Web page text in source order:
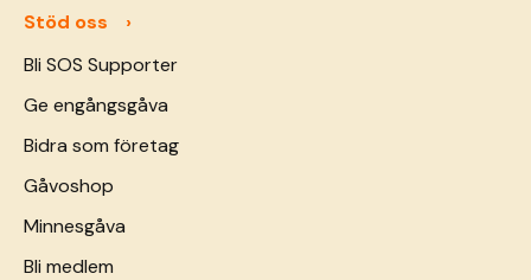
Stöd oss
Bli SOS Supporter
Ge engångsgåva
Bidra som företag
Gåvoshop
Minnesgåva
Bli medlem